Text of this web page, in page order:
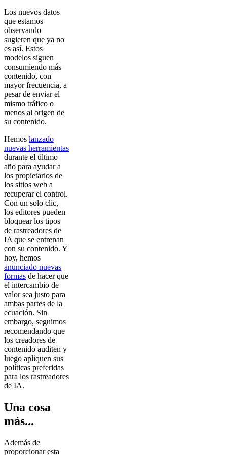
Los nuevos datos
que estamos
observando
sugieren que ya no
es así. Estos
modelos siguen
consumiendo más
contenido, con
mayor frecuencia, a
pesar de enviar el
mismo tráfico o
menos al origen de
su contenido.
Hemos lanzado
nuevas herramientas
durante el último
año para ayudar a
los propietarios de
los sitios web a
recuperar el control.
Con un solo clic,
los editores pueden
bloquear los tipos
de rastreadores de
IA que se entrenan
con su contenido. Y
hoy, hemos
anunciado nuevas
formas de hacer que
el intercambio de
valor sea justo para
ambas partes de la
ecuación. Sin
embargo, seguimos
recomendando que
los creadores de
contenido auditen y
luego apliquen sus
políticas preferidas
para los rastreadores
de IA.
Una cosa
más...
Además de
proporcionar esta